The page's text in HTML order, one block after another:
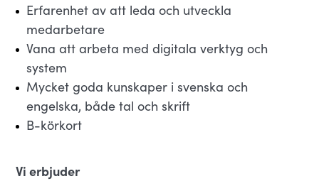
Erfarenhet av att leda och utveckla
medarbetare
Vana att arbeta med digitala verktyg och
system
Mycket goda kunskaper i svenska och
engelska, både tal och skrift
B-körkort
Vi erbjuder